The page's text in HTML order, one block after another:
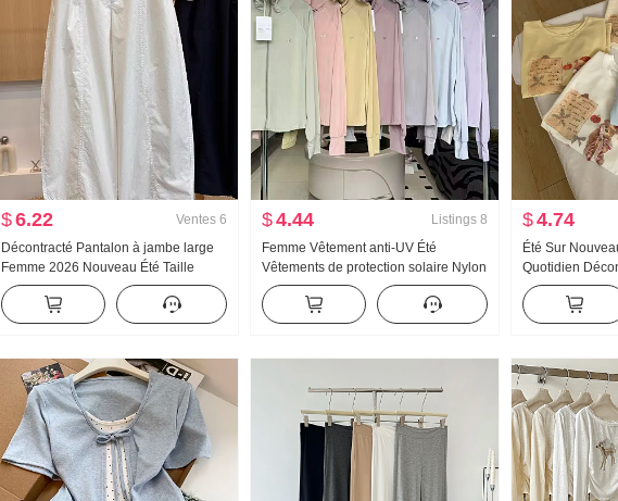
$6.22 Ventes 6
Décontracté Pantalon à jambe large
Femme 2026 Nouveau Été Taille
haute Amincissant Grande taille Petite
taille Minimaliste Ample Neuf points
Machette Pantalon
$4.44 Listings 8
Femme Vêtement anti-UV Été
Vêtements de protection solaire Nylon
Version légère Glace Soie Respirant
Manteau Ample Grande taille Sweat à
capuche
$4.74
Été Sur
Quotidien
Nœud papillon
courtes T-shirt
Top